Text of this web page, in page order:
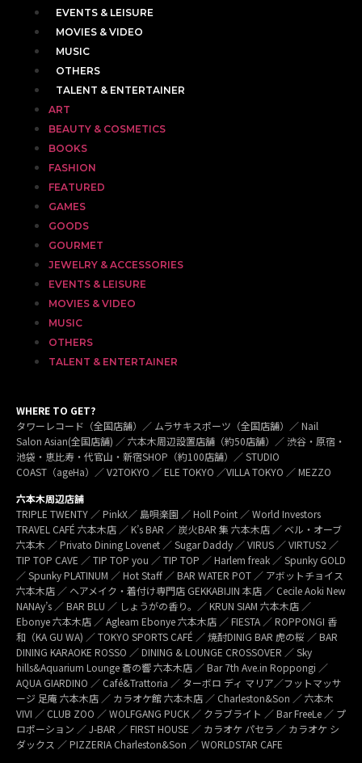
EVENTS & LEISURE
MOVIES & VIDEO
MUSIC
OTHERS
TALENT & ENTERTAINER
ART
BEAUTY & COSMETICS
BOOKS
FASHION
FEATURED
GAMES
GOODS
GOURMET
JEWELRY & ACCESSORIES
EVENTS & LEISURE
MOVIES & VIDEO
MUSIC
OTHERS
TALENT & ENTERTAINER
WHERE TO GET?
タワーレコード（全国店舗）／ ムラサキスポーツ（全国店舗）／ Nail
Salon Asian(全国店舗) ／ 六本木周辺設置店舗（約50店舗）／ 渋谷・原宿・
池袋・恵比寿・代官山・新宿SHOP（約100店舗）／ STUDIO
COAST（ageHa）／ V2TOKYO ／ ELE TOKYO ／VILLA TOKYO ／ MEZZO
六本木周辺店舗
TRIPLE TWENTY ／ PinkX／ 島唄楽園 ／ Holl Point ／ World Investors
TRAVEL CAFÉ 六本木店 ／ K’s BAR ／ 炭火BAR 集 六本木店 ／ ベル・オーブ
六本木 ／ Privato Dining Lovenet ／ Sugar Daddy ／ VIRUS ／ VIRTUS2 ／
TIP TOP CAVE ／ TIP TOP you ／ TIP TOP ／ Harlem freak ／ Spunky GOLD
／ Spunky PLATINUM ／ Hot Staff ／ BAR WATER POT ／ アボットチョイス
六本木店 ／ ヘアメイク・着付け専門店 GEKKABIJIN 本店 ／ Cecile Aoki New
NANAy’s ／ BAR BLU ／ しょうがの香り。／ KRUN SIAM 六本木店 ／
Ebonye 六本木店 ／ Agleam Ebonye 六本木店 ／ FIESTA ／ ROPPONGI 香
和（KA GU WA) ／ TOKYO SPORTS CAFÉ ／ 焼酎DINIG BAR 虎の桜 ／ BAR
DINING KARAOKE ROSSO ／ DINING & LOUNGE CROSSOVER ／ Sky
hills&Aquarium Lounge 蒼の響 六本木店 ／ Bar 7th Ave.in Roppongi ／
AQUA GIARDINO ／ Café&Trattoria ／ ターボロ ディ マリア／フットマッサ
ージ 足庵 六本木店 ／ カラオケ館 六本木店 ／ Charleston&Son ／ 六本木
VIVI ／ CLUB ZOO ／ WOLFGANG PUCK ／ クラブライト ／ Bar FreeLe ／ プ
ロポーション ／ J-BAR ／ FIRST HOUSE ／ カラオケ パセラ ／ カラオケ シ
ダックス ／ PIZZERIA Charleston&Son ／ WORLDSTAR CAFE